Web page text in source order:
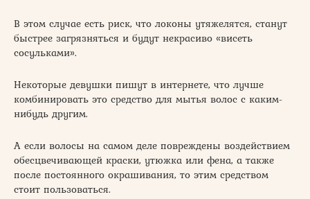
В этом случае есть риск, что локоны утяжелятся, станут
быстрее загрязняться и будут некрасиво «висеть
сосульками».
Некоторые девушки пишут в интернете, что лучше
комбинировать это средство для мытья волос с каким-
нибудь другим.
А если волосы на самом деле повреждены воздействием
обесцвечивающей краски, утюжка или фена, а также
после постоянного окрашивания, то этим средством
стоит пользоваться.